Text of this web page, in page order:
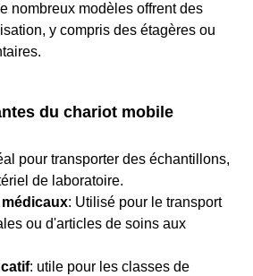
nombreux modèles offrent des
y compris des étagères ou
du chariot mobile
pour transporter des échantillons,
de laboratoire.
: Utilisé pour le transport
ou d'articles de soins aux
: utile pour les classes de